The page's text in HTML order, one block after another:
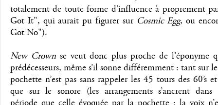
totalement de toute forme d’influence à proprement
Got It", qui aurait pu figurer sur Cosmic Egg, ou
Got No").
New Crownse veut donc plus proche de l’éponyme
prédécesseurs, même s’il sonne différemment : tant sur
pochette n’est pas sans rappeler les 45 tours des 60’s et
que sur le sonore (les arrangements s’ancrent